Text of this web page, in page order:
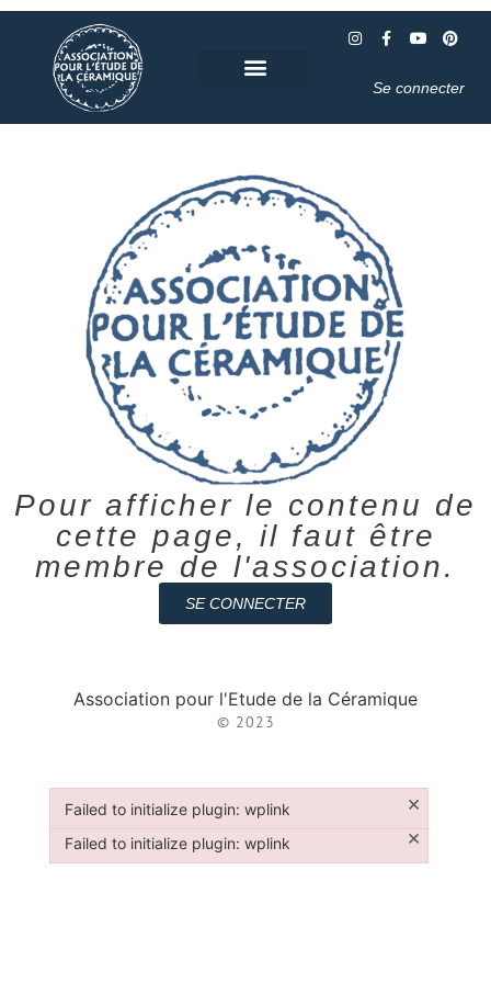
Se connecter
Pour afficher le contenu de
cette page, il faut être
membre de l'association.
SE CONNECTER
Association pour l'Etude de la Céramique
© 2023
Failed to initialize plugin: wplink ×
Failed to initialize plugin: wplink
Failed to initialize plugin: wplink ×